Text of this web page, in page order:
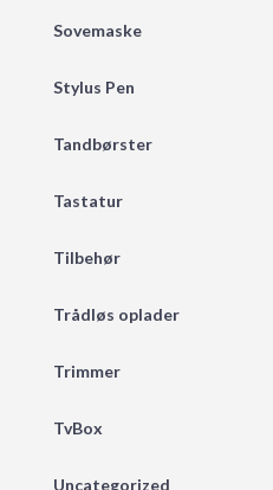
Sovemaske
Stylus Pen
Tandbørster
Tastatur
Tilbehør
Trådløs oplader
Trimmer
TvBox
Uncategorized